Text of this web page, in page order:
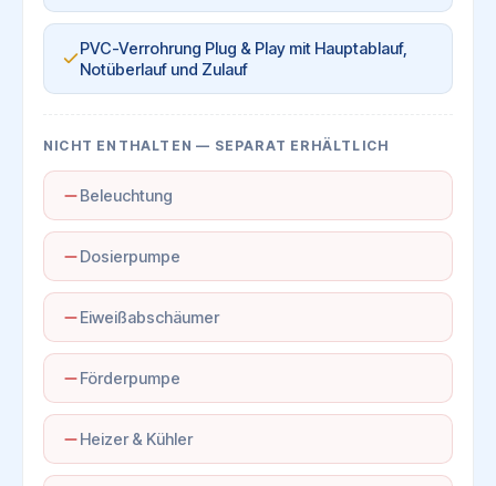
PVC-Verrohrung Plug & Play mit Hauptablauf,
Notüberlauf und Zulauf
NICHT ENTHALTEN — SEPARAT ERHÄLTLICH
Beleuchtung
Dosierpumpe
Eiweißabschäumer
Förderpumpe
Heizer & Kühler